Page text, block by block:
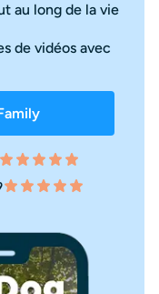
au long de la vie
de vidéos avec